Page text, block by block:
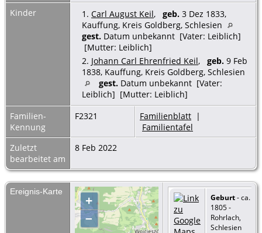
Kinder
1. Carl August Keil, geb. 3 Dez 1833,
Kauffung, Kreis Goldberg, Schlesien
gest. Datum unbekannt [Vater: Leiblich]
[Mutter: Leiblich]
2. Johann Carl Ehrenfried Keil, geb. 9 Feb
1838, Kauffung, Kreis Goldberg, Schlesien
gest. Datum unbekannt [Vater:
Leiblich] [Mutter: Leiblich]
Familien-
Kennung
F2321 Familienblatt |
Familientafel
Zuletzt
bearbeitet am
8 Feb 2022
Ereignis-Karte
+
–
Geburt- ca.
1805 -
Rohrlach,
Schlesien